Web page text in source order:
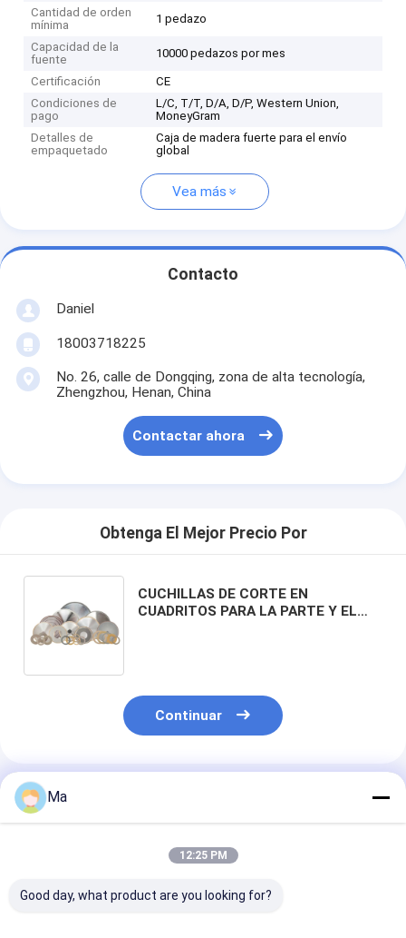
Cantidad de orden
mínima
1 pedazo
Capacidad de la
fuente
10000 pedazos por mes
Certificación
CE
Condiciones de
pago
L/C, T/T, D/A, D/P, Western Union,
MoneyGram
Detalles de
empaquetado
Caja de madera fuerte para el envío
global
Vea más
Contacto
Daniel
18003718225
No. 26, calle de Dongqing, zona de alta tecnología,
Zhengzhou, Henan, China
Contactar ahora
Obtenga El Mejor Precio Por
CUCHILLAS DE CORTE EN
CUADRITOS PARA LA PARTE Y EL
Continuar
Productos Recomendados
Ma
12:25 PM
Good day, what product are you looking for?